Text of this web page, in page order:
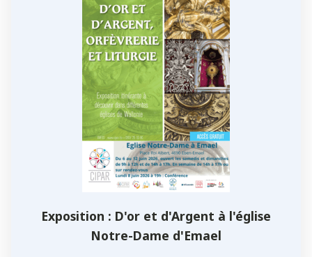
Exposition : D'or et d'Argent à l'église
Notre-Dame d'Emael